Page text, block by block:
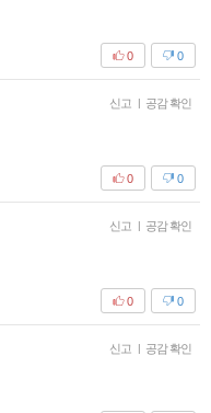
0
0
신고 | 공감 확인
0
0
신고 | 공감 확인
0
0
신고 | 공감 확인